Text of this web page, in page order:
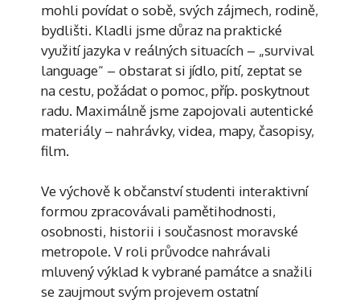
mohli povídat o sobě, svých zájmech, rodině,
bydlišti. Kladli jsme důraz na praktické
využití jazyka v reálných situacích – „survival
language“ – obstarat si jídlo, pití, zeptat se
na cestu, požádat o pomoc, příp. poskytnout
radu. Maximálně jsme zapojovali autentické
materiály – nahrávky, videa, mapy, časopisy,
film.
Ve výchově k občanství studenti interaktivní
formou zpracovávali pamětihodnosti,
osobnosti, historii i současnost moravské
metropole. V roli průvodce nahrávali
mluvený výklad k vybrané památce a snažili
se zaujmout svým projevem ostatní